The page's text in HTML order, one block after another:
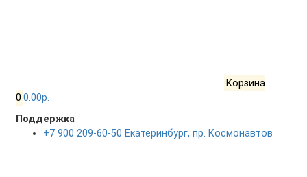
Корзина
0 0.00р.
Поддержка
+7 900 209-60-50 Екатеринбург, пр. Космонавтов